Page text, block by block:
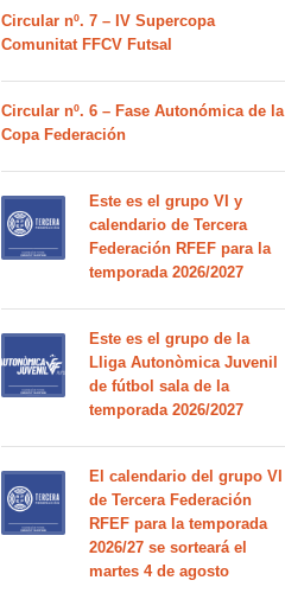
Circular nº. 7 – IV Supercopa
Comunitat FFCV Futsal
Circular nº. 6 – Fase Autonómica de la
Copa Federación
Este es el grupo VI y
calendario de Tercera
Federación RFEF para la
temporada 2026/2027
Este es el grupo de la
Lliga Autonòmica Juvenil
de fútbol sala de la
temporada 2026/2027
El calendario del grupo VI
de Tercera Federación
RFEF para la temporada
2026/27 se sorteará el
martes 4 de agosto